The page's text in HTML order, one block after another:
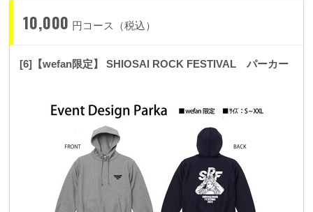
10,000 円コース（税込）
[6]【wefan限定】 SHIOSAI ROCK FESTIVAL パーカー